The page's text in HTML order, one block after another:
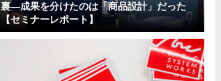
裏―成果を分けたのは「商品設計」だった
【セミナーレポート】